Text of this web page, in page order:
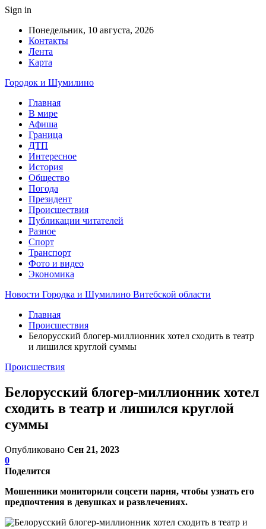
Sign in
Понедельник, 10 августа, 2026
Контакты
Лента
Карта
Городок и Шумилино
Главная
В мире
Афиша
Граница
ДТП
Интересное
История
Общество
Погода
Президент
Происшествия
Публикации читателей
Разное
Спорт
Транспорт
Фото и видео
Экономика
Новости Городка и Шумилино Витебской области
Главная
Происшествия
Белорусский блогер-миллионник хотел сходить в театр
и лишился круглой суммы
Происшествия
Белорусский блогер-миллионник хотел
сходить в театр и лишился круглой
суммы
Опубликовано Сен 21, 2023
0
Поделится
Мошенники мониторили соцсети парня, чтобы узнать его
предпочтения в девушках и развлечениях.